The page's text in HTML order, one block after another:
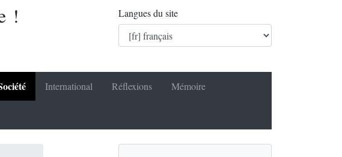
! Langues du site
International Réflexions Mémoire